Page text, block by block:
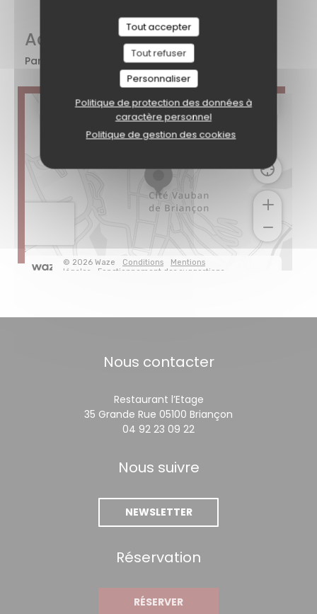
Tout accepter
Tout refuser
Personnaliser
Politique de protection des données à
caractère personnel
Politique de gestion des cookies
Accès
Parking à proximité
Nous contacter
Restaurant l’Etage
35 Grande Rue 05100 Briançon
04 92 23 09 22
Nous suivre
NEWSLETTER
Réservation
RÉSERVER